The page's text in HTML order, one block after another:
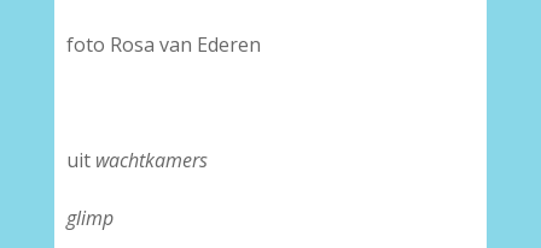
foto Rosa van Ederen
uit wachtkamers
glimp